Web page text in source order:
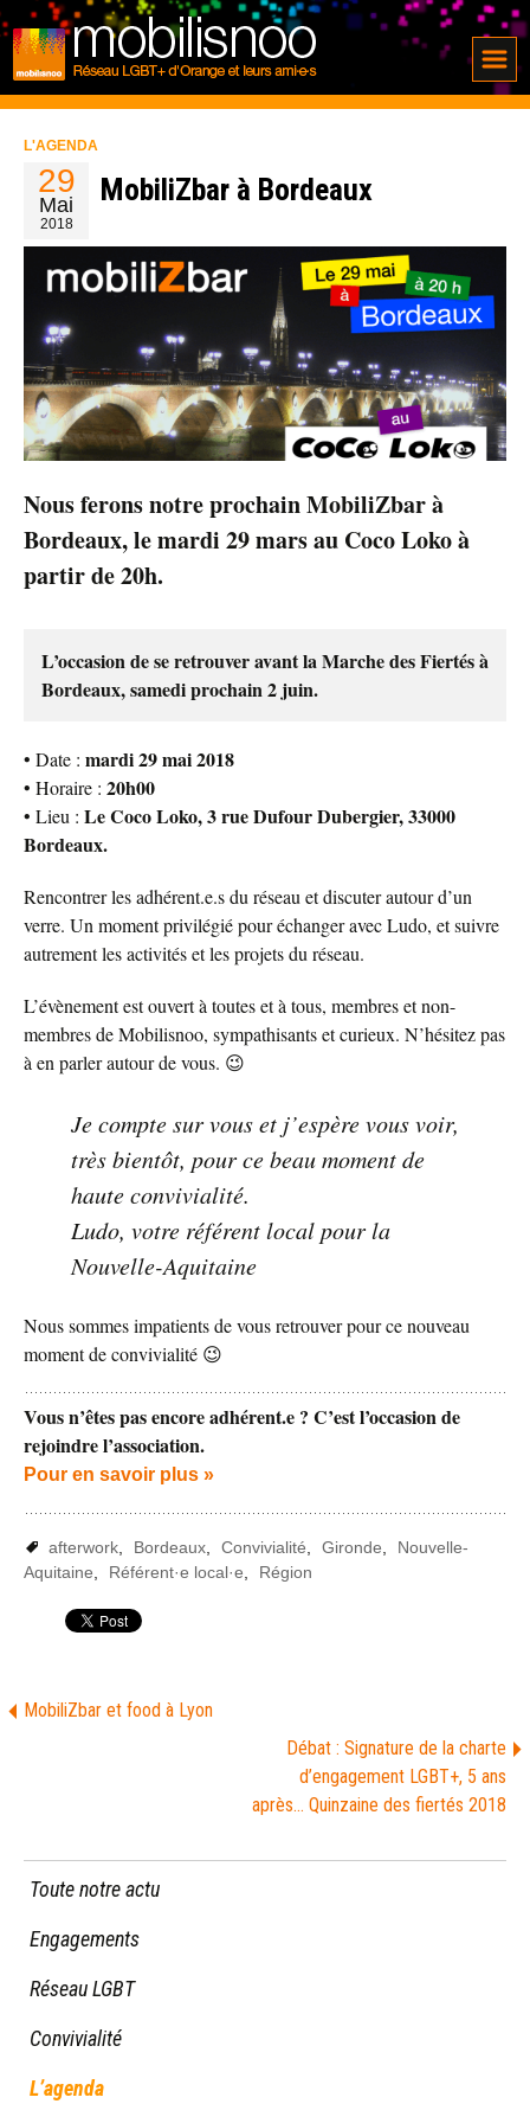
L'AGENDA
29
Mai
2018
MobiliZbar à Bordeaux
Nous ferons notre prochain MobiliZbar à
Bordeaux, le mardi 29 mars au Coco Loko à
partir de 20h.
L’occasion de se retrouver avant la Marche des Fiertés à
Bordeaux, samedi prochain 2 juin.
• Date : mardi 29 mai 2018
• Horaire : 20h00
• Lieu : Le Coco Loko, 3 rue Dufour Dubergier, 33000
Bordeaux.
Rencontrer les adhérent.e.s du réseau et discuter autour d’un
verre. Un moment privilégié pour échanger avec Ludo, et suivre
autrement les activités et les projets du réseau.
L’évènement est ouvert à toutes et à tous, membres et non-
membres de Mobilisnoo, sympathisants et curieux. N’hésitez pas
à en parler autour de vous. 😉
Je compte sur vous et j’espère vous voir,
très bientôt, pour ce beau moment de
haute convivialité.
Ludo, votre référent local pour la
Nouvelle-Aquitaine
Nous sommes impatients de vous retrouver pour ce nouveau
moment de convivialité 😉
Vous n’êtes pas encore adhérent.e ? C’est l’occasion de
rejoindre l’association.
Pour en savoir plus »
afterwork, Bordeaux, Convivialité, Gironde,
Nouvelle-
Aquitaine, Référent·e local·e, Région
MobiliZbar et food à Lyon
Débat : Signature de la charte
d’engagement LGBT+, 5 ans
après… Quinzaine des fiertés 2018
Toute notre actu
Engagements
Réseau LGBT
Convivialité
L’agenda